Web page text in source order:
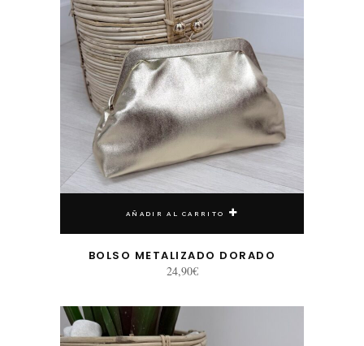
AÑADIR AL CARRITO
BOLSO METALIZADO DORADO
24,90€